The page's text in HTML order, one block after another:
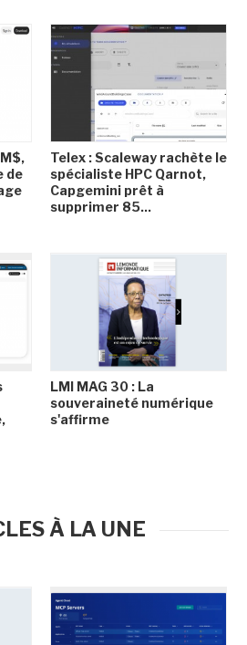
de
Telex : Scaleway rachète le
spécialiste HPC Qarnot,
Capgemini prêt à
supprimer 85...
LMI MAG 30 : La
souveraineté numérique
s'affirme
À LA UNE